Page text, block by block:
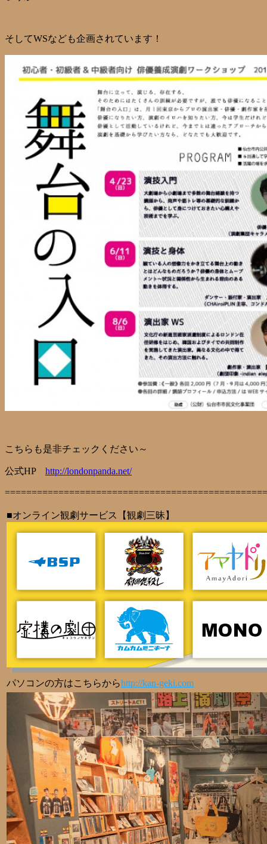
そしてWSなども企画されています！
こちらも是非チェックください～
公式HP http://londonpanda.net/
■オンライン観劇サービス【観劇三昧】
パソコンの方はこちらからhttp://kan-geki.com